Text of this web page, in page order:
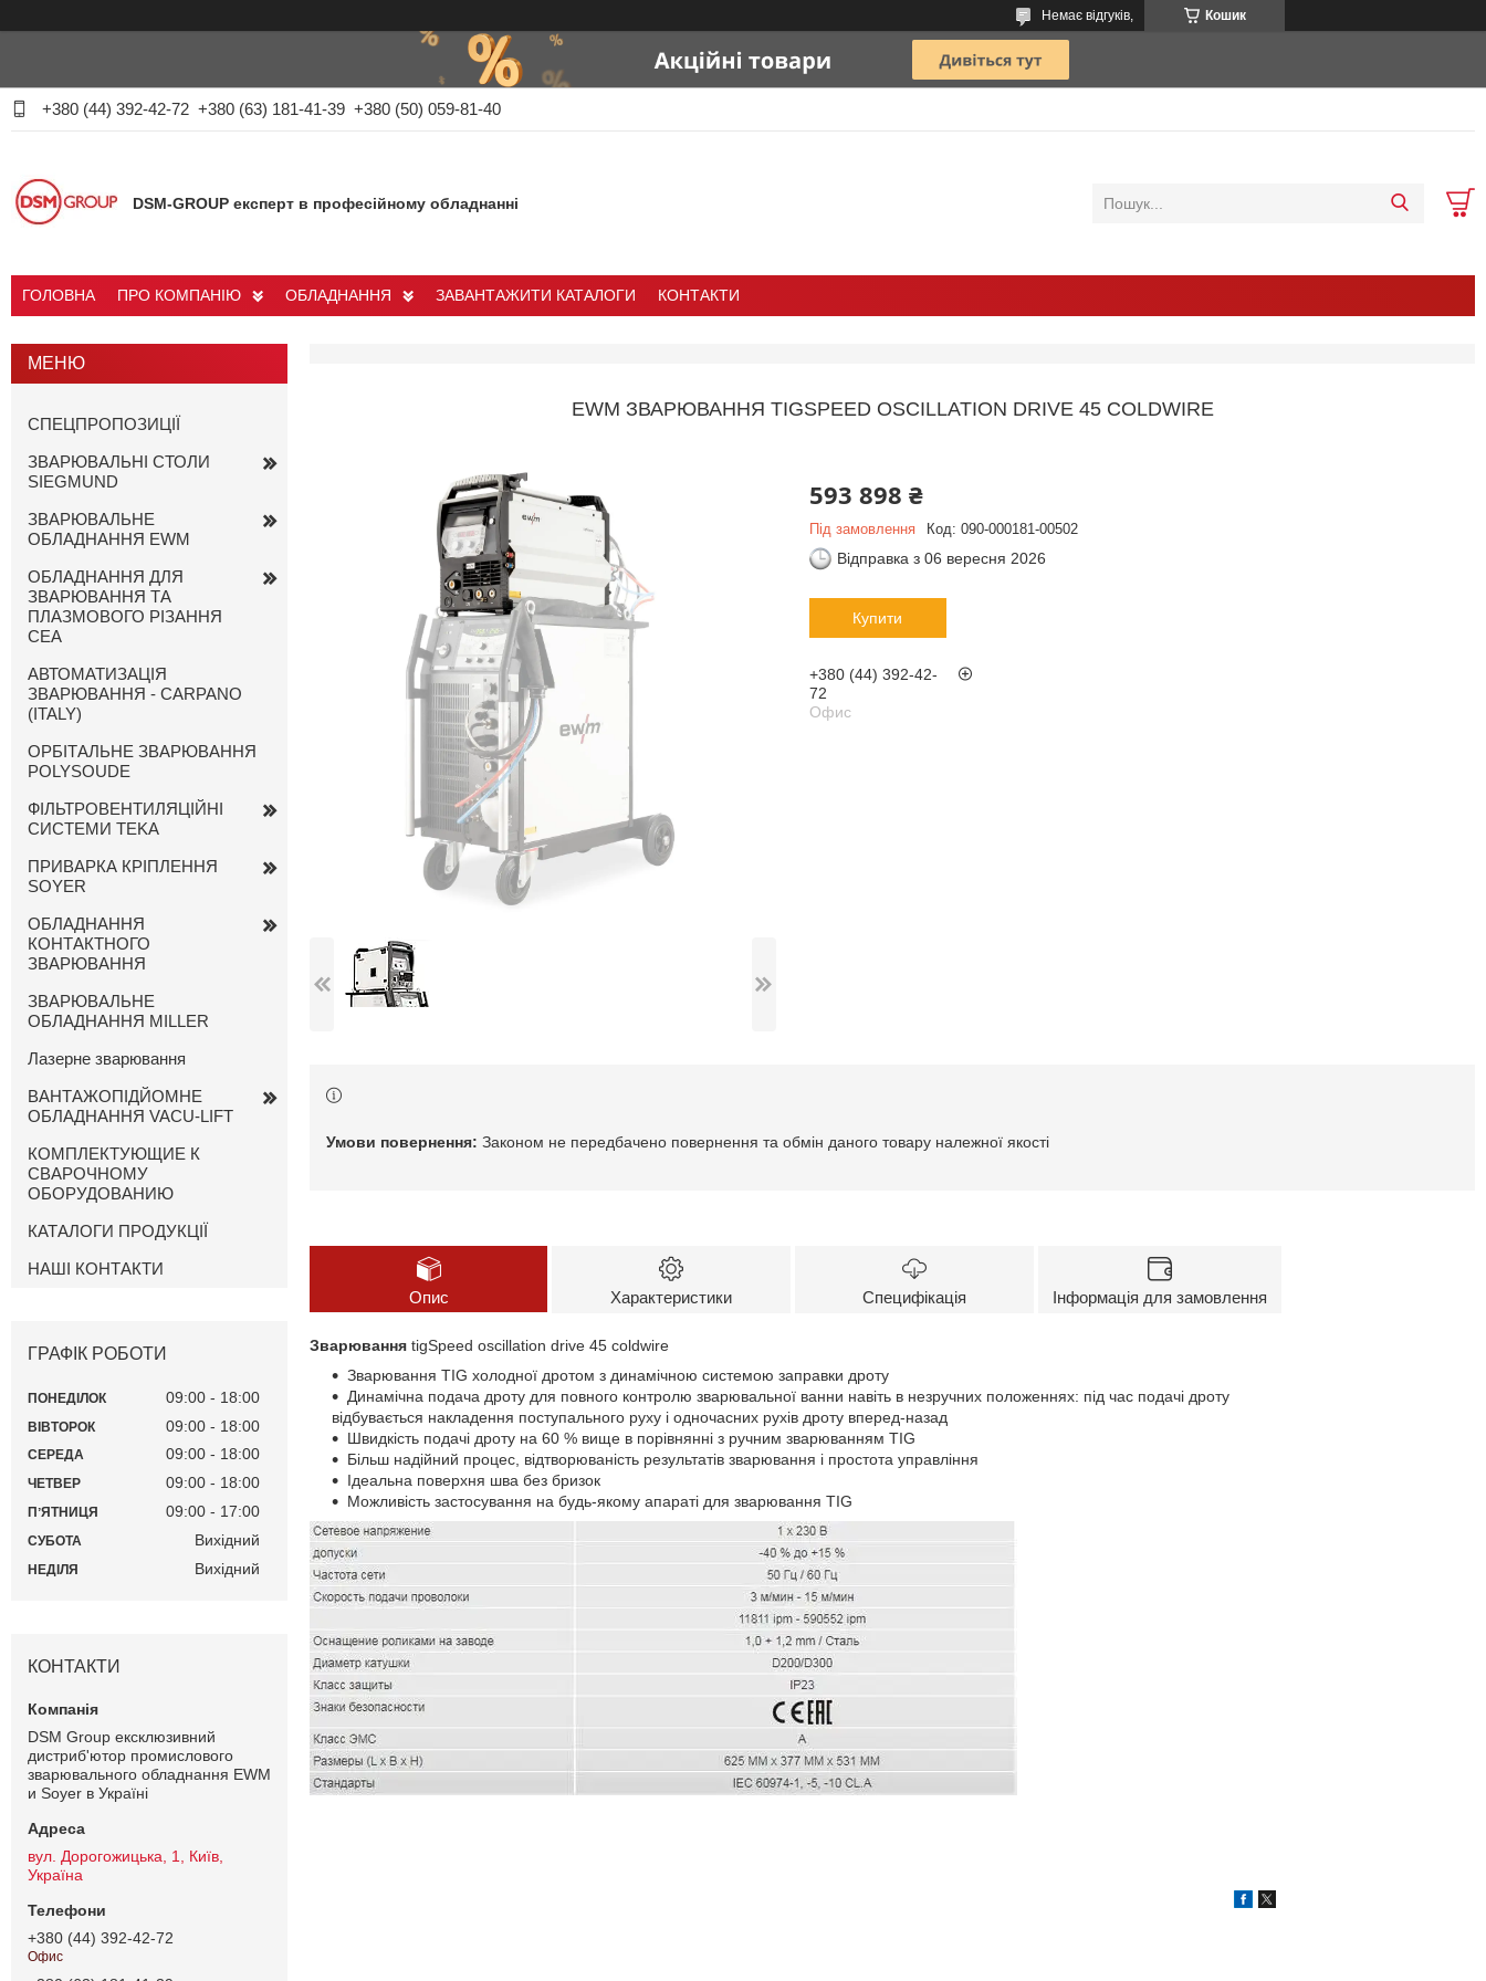
Кошик
Немає відгуків,
+380 (44) 392-42-72 +380 (63) 181-41-39 +380 (50) 059-81-40
DSM-GROUP експерт в професійному обладнанні
ГОЛОВНА ПРО КОМПАНІЮ ОБЛАДНАННЯ ЗАВАНТАЖИТИ КАТАЛОГИ КОНТАКТИ
EWM ЗВАРЮВАННЯ TIGSPEED OSCILLATION DRIVE 45 COLDWIRE
593 898 ₴
Під замовлення Код: 090-000181-00502
Відправка з 06 вересня 2026
Купити
+380 (44) 392-42-
72
Офис
Законом не передбачено повернення та обмін даного товару належної якості
Опис Характеристики Специфікація Інформація для замовлення
Зварювання tigSpeed oscillation drive 45 coldwire
Зварювання ТIG холодної дротом з динамічною системою заправки дроту
Динамічна подача дроту для повного контролю зварювальної ванни навіть в незручних положеннях: під час подачі дроту
відбувається накладення поступального руху і одночасних рухів дроту вперед-назад
Швидкість подачі дроту на 60 % вище в порівнянні з ручним зварюванням ТIG
Більш надійний процес, відтворюваність результатів зварювання і простота управління
Ідеальна поверхня шва без бризок
Можливість застосування на будь-якому апараті для зварювання TIG
СПЕЦПРОПОЗИЦІЇ
ЗВАРЮВАЛЬНІ СТОЛИ
SIEGMUND
ЗВАРЮВАЛЬНЕ
ОБЛАДНАННЯ EWM
ОБЛАДНАННЯ ДЛЯ
ЗВАРЮВАННЯ ТА
ПЛАЗМОВОГО РІЗАННЯ
CEA
АВТОМАТИЗАЦІЯ
ЗВАРЮВАННЯ - CARPANO
(ITALY)
ОРБІТАЛЬНЕ ЗВАРЮВАННЯ
POLYSOUDE
ФІЛЬТРОВЕНТИЛЯЦІЙНІ
СИСТЕМИ TEKA
ПРИВАРКА КРІПЛЕННЯ
SOYER
ОБЛАДНАННЯ
КОНТАКТНОГО
ЗВАРЮВАННЯ
ЗВАРЮВАЛЬНЕ
ОБЛАДНАННЯ MILLER
Лазерне зварювання
ВАНТАЖОПІДЙОМНЕ
ОБЛАДНАННЯ VACU-LIFT
КОМПЛЕКТУЮЩИЕ К
СВАРОЧНОМУ
ОБОРУДОВАНИЮ
КАТАЛОГИ ПРОДУКЦІЇ
НАШІ КОНТАКТИ
ГРАФІК РОБОТИ
ПОНЕДІЛОК 09:00 18:00
ВІВТОРОК 09:00 18:00
СЕРЕДА 09:00 18:00
ЧЕТВЕР 09:00 18:00
ПʼЯТНИЦЯ 09:00 17:00
СУБОТА Вихідний
НЕДІЛЯ Вихідний
КОНТАКТИ
DSM Group ексклюзивний
дистриб'ютор промислового
зварювального обладнання EWM
и Soyer в Україні
вул. Дорогожицька, 1, Київ,
Україна
+380 (44) 392-42-72
Офис